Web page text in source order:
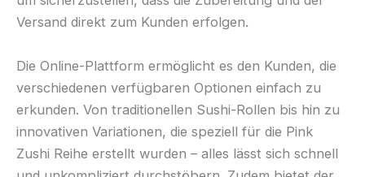
Versand direkt zum Kunden erfolgen.
Die Online-Plattform ermöglicht es den Kunden, die
verschiedenen verfügbaren Optionen einfach zu
erkunden. Von traditionellen Sushi-Rollen bis hin zu
innovativen Variationen, die speziell für die Pink
Zushi Reihe erstellt wurden – alles lässt sich schnell